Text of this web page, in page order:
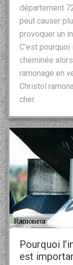
département
peut causer
provoquer un
C’est
cheminée
ramonage en
Christol
cher.
Pourquoi
est